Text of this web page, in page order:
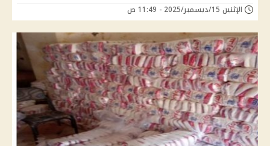
الإثنين 15/ديسمبر/2025 - 11:49 ص